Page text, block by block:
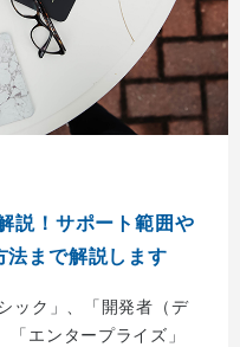
説！サポート範囲や
法まで解説します
ック」、「開発者（デ
エンタープライズ」